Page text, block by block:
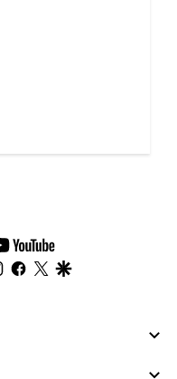
youtube-
footer
instagram
facebook
twitter